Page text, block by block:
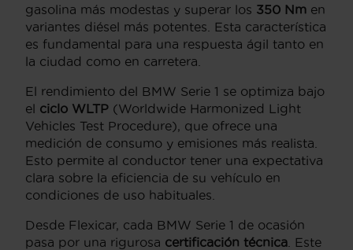
gasolina más modestas y superar los 350 Nm en
variantes diésel más potentes. Esta característica
es fundamental para una respuesta ágil tanto en
la ciudad como en carretera.
El rendimiento del BMW Serie 1 se optimiza bajo
el ciclo WLTP (Worldwide Harmonized Light
Vehicles Test Procedure), que ofrece una
medición de consumo y emisiones más realista.
Esto permite al conductor tener una expectativa
clara sobre la eficiencia de su vehículo en
condiciones de uso habituales.
Desde Flexicar, cada BMW Serie 1 de ocasión
pasa por una rigurosa certificación técnica . Este